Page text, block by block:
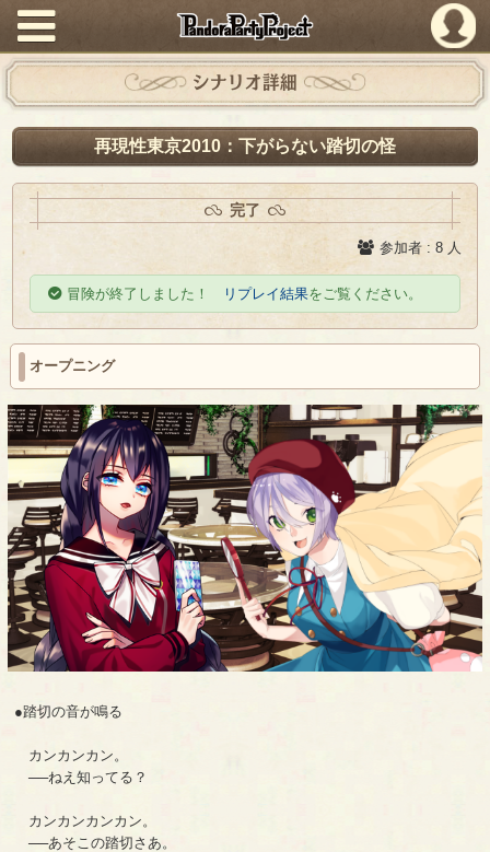
PandoraPartyProject
シナリオ詳細
再現性東京2010：下がらない踏切の怪
完了
参加者 : 8 人
冒険が終了しました！ リプレイ結果をご覧ください。
オープニング
●踏切の音が鳴る
カンカンカン。
──ねえ知ってる？
カンカンカンカン。
──あそこの踏切さあ。